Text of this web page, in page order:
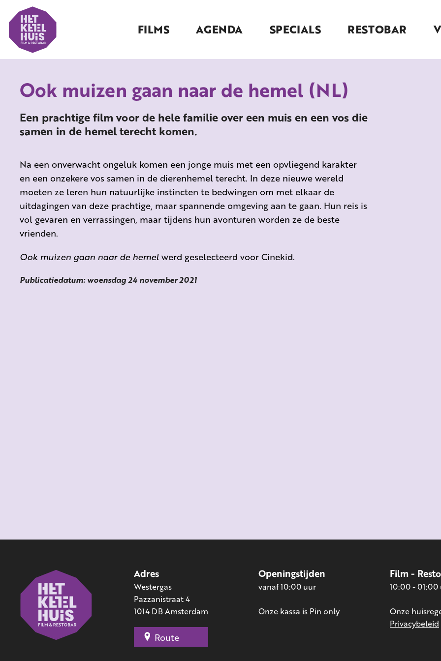
FILMS AGENDA SPECIALS RESTOBAR
Ook muizen gaan naar de hemel (NL)
Een prachtige film voor de hele familie over een muis en een vos die
samen in de hemel terecht komen.
Na een onverwacht ongeluk komen een jonge muis met een opvliegend karakter
en een onzekere vos samen in de dierenhemel terecht. In deze nieuwe wereld
moeten ze leren hun natuurlijke instincten te bedwingen om met elkaar de
uitdagingen van deze prachtige, maar spannende omgeving aan te gaan. Hun reis is
vol gevaren en verrassingen, maar tijdens hun avonturen worden ze de beste
vrienden.
Ook muizen gaan naar de hemelwerd geselecteerd voor Cinekid.
Publicatiedatum: woensdag 24 november 2021
Adres
Westergas
Pazzanistraat 4
1014 DB Amsterdam
Route
Openingstijden
vanaf 10:00 uur
Onze kassa is Pin only
Film -
10:00 - 01:00
Onze
Privacybeleid